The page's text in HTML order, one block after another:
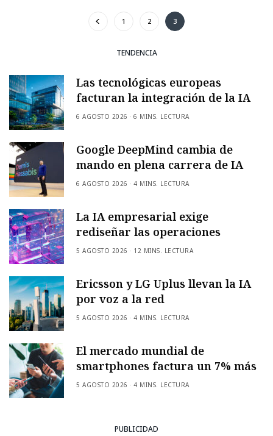
1 2 3
TENDENCIA
Las tecnológicas europeas
facturan la integración de la IA
6 AGOSTO 2026 6 MINS. LECTURA
Google DeepMind cambia de
mando en plena carrera de IA
6 AGOSTO 2026 4 MINS. LECTURA
La IA empresarial exige
rediseñar las operaciones
5 AGOSTO 2026 12 MINS. LECTURA
Ericsson y LG Uplus llevan la IA
por voz a la red
5 AGOSTO 2026 4 MINS. LECTURA
El mercado mundial de
smartphones factura un 7% más
5 AGOSTO 2026 4 MINS. LECTURA
PUBLICIDAD